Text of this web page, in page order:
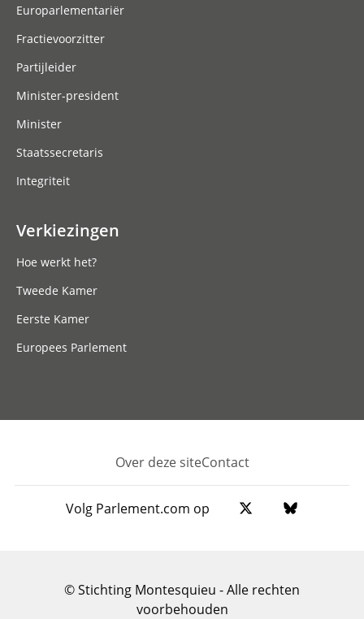
Europarlementariër
Fractievoorzitter
Partijleider
Minister-president
Minister
Staatssecretaris
Integriteit
Verkiezingen
Hoe werkt het?
Tweede Kamer
Eerste Kamer
Europees Parlement
Footer
Over deze siteContact
Volg Parlement.com op
© Stichting Montesquieu - Alle rechten
voorbehouden